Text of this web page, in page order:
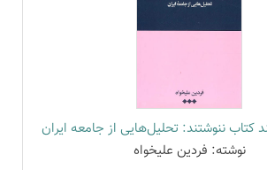
کتاب ننوشتند: تحلیل‌هایی از جامعه ایران
نوشته: فردین علیخواه